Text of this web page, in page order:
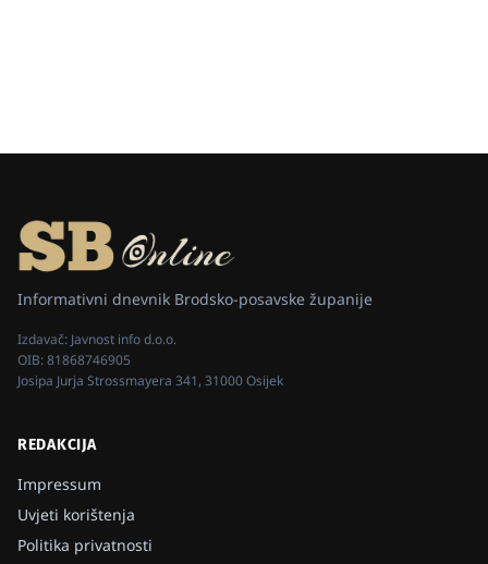
Informativni dnevnik Brodsko-posavske županije
Izdavač: Javnost info d.o.o.
OIB:81868746905
Josipa Jurja Strossmayera 341, 31000 Osijek
REDAKCIJA
Impressum
Uvjeti korištenja
Politika privatnosti